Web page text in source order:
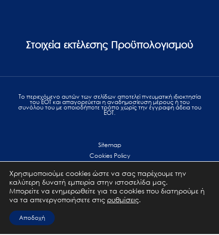
Στοιχεία εκτέλεσης Προϋπολογισμού
Το περιεχόμενο αυτών των σελίδων αποτελεί πvευματική ιδιοκτησία
του ΕΟΤ και απαγορεύεται η αναδημοσίευση μέρους ή του
συνόλου του με οποιοδήποτε τρόπο χωρίς την έγγραφη άδεια του
ΕΟΤ.
Sitemap
Cookies Policy
Terms of use
Επικοινωνία
Χρησιμοποιούμε cookies ώστε να σας παρέχουμε την
καλύτερη δυνατή εμπειρία στην ιστοσελίδα μας.
Μπορείτε να ενημερωθείτε για τα cookies που διατηρούμε ή
να τα απενεργοποιήσετε στις ρυθμίσεις.
Αποδοχή